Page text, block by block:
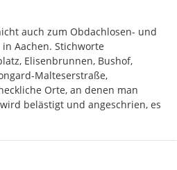
auch zum Obdachlosen- und
Aachen. Stichworte
Elisenbrunnen, Bushof,
Malteserstraße,
Orte, an denen man
belästigt und angeschrien, es